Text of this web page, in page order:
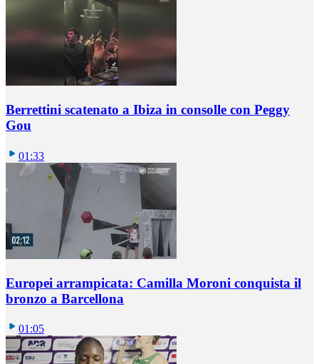
Berrettini scatenato a Ibiza in consolle con Peggy
Gou
01:33
Europei arrampicata: Camilla Moroni conquista il
bronzo a Barcellona
01:05